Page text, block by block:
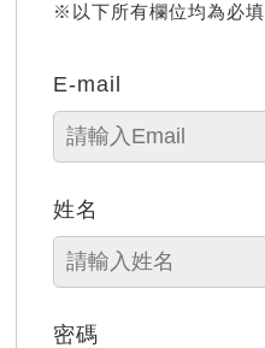
※以下所有欄位均為必填
E-mail
姓名
密碼